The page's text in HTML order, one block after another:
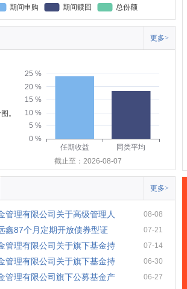
期间申购
期间赎回 总份额
更多>
。
0 %
5 %
10 %
15 %
20 %
25 %
任期收益
同类平均
截止至：2026-08-07
更多>
管理有限公司关于高级管理人 08-08
鑫87个月定期开放债券型证 07-21
管理有限公司关于旗下基金持 07-14
管理有限公司关于旗下基金持 06-30
管理有限公司旗下公募基金产
06-27